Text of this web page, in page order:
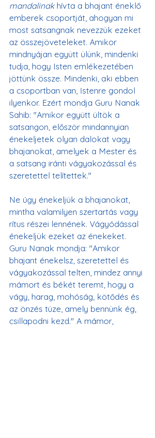
mandalinak hívta a bhajant éneklő
emberek csoportját, ahogyan mi
most satsangnak nevezzük ezeket
az összejöveteleket. Amikor
mindnyájan együtt ülünk, mindenki
tudja, hogy Isten emlékezetében
jöttünk össze. Mindenki, aki ebben
a csoportban van, Istenre gondol
ilyenkor. Ezért mondja Guru Nanak
Sahib: "Amikor együtt ültök a
satsangon, először mindannyian
énekeljetek olyan dalokat vagy
bhajanokat, amelyek a Mester és
a satsang iránti vágyakozással és
szeretettel telítettek."
Ne úgy énekeljük a bhajanokat,
mintha valamilyen szertartás vagy
rítus részei lennének. Vágyódással
énekeljük ezeket az énekeket.
Guru Nanak mondja: "Amikor
bhajant énekelsz, szeretettel és
vágyakozással telten, mindez annyi
mámort és békét teremt, hogy a
vágy, harag, mohóság, kötődés és
az önzés tüze, amely bennünk ég,
csillapodni kezd." A mámor,